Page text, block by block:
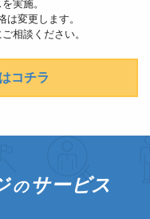
実施。
は変更します。
相談ください。
コチラ
の サービス